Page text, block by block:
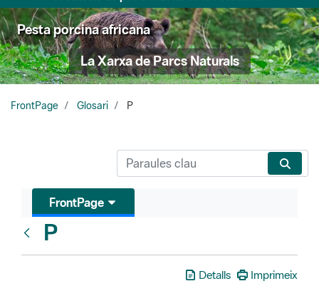
La Xarxa de Parcs Naturals
FrontPage Glosari P
Glosari
P
PEIN